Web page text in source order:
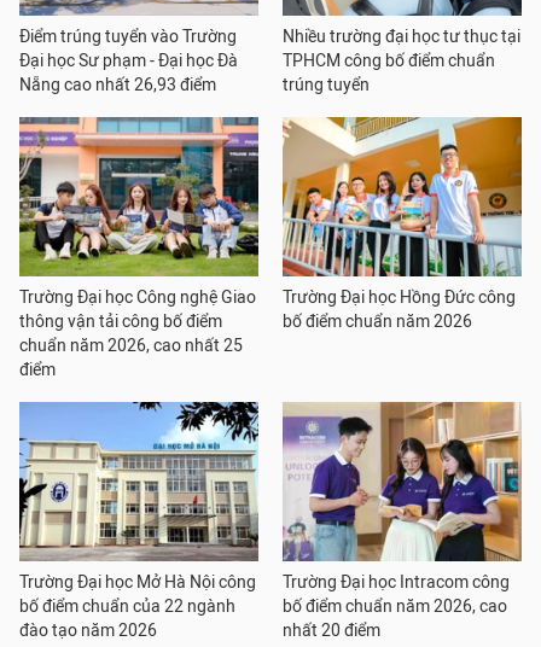
Điểm trúng tuyển vào Trường
Đại học Sư phạm - Đại học Đà
Nẵng cao nhất 26,93 điểm
Nhiều trường đại học tư thục tại
TPHCM công bố điểm chuẩn
trúng tuyển
Trường Đại học Công nghệ Giao
thông vận tải công bố điểm
chuẩn năm 2026, cao nhất 25
điểm
Trường Đại học Hồng Đức công
bố điểm chuẩn năm 2026
Trường Đại học Mở Hà Nội công
bố điểm chuẩn của 22 ngành
đào tạo năm 2026
Trường Đại học Intracom công
bố điểm chuẩn năm 2026, cao
nhất 20 điểm